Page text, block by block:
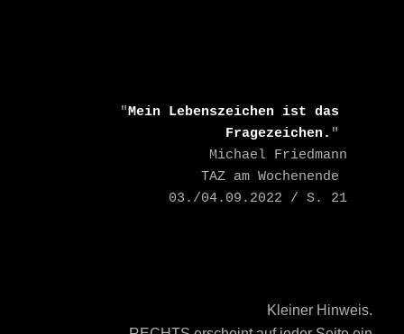
    "
Mein Lebenszeichen ist das
Fragezeichen. "
03./04.09.2022 / S. 21
Kleiner Hinweis.